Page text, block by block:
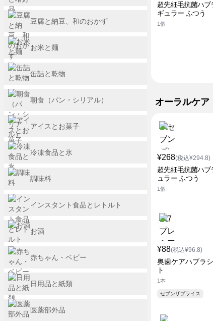
超先細毛抗菌ハブ
ギュラー ふつう
1個
オーラルケア
¥268(税込¥294.8)
超先細毛抗菌ハブ
ュラー ふつう
1個
¥88(税込¥96.8)
奥歯ケアハブラ
ト
1本
セブンザプライス
豆腐と納豆、和のおかず
お米と麺
缶詰と乾物
朝食（パン・シリアル）
アイスとお菓子
冷凍食品と氷
調味料
インスタント食品とレトルト
お酒
赤ちゃん・ベビー
日用品と紙類
医薬部外品